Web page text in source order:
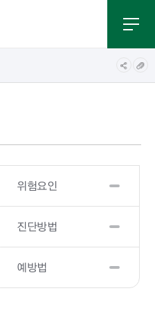
위험요인
진단방법
예방법